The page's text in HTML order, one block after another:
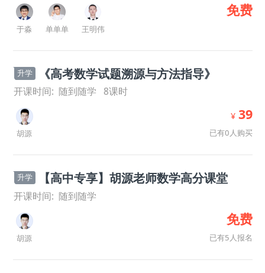
于淼 单单单 王明伟
免费
升学 《高考数学试题溯源与方法指导》
开课时间: 随到随学 8课时
胡源
¥ 39
已有0人购买
升学 【高中专享】胡源老师数学高分课堂
开课时间: 随到随学
胡源
免费
已有5人报名